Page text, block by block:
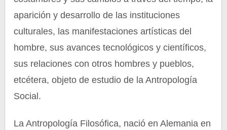
aparición y desarrollo de las instituciones
culturales, las manifestaciones artísticas del
hombre, sus avances tecnológicos y científicos,
sus relaciones con otros hombres y pueblos,
etcétera, objeto de estudio de la Antropología
Social.
La Antropología Filosófica, nació en Alemania en